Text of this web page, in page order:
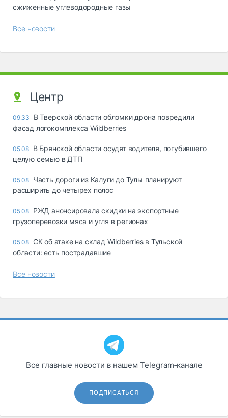
сжиженные углеводородные газы
Все новости
Центр
09:33
В Тверской области обломки дрона повредили
фасад логокомплекса Wildberries
05.08 В Брянской области осудят водителя, погубившего
целую семью в ДТП
05.08 Часть дороги из Калуги до Тулы планируют
расширить до четырех полос
05.08 РЖД анонсировала скидки на экспортные
грузоперевозки мяса и угля в регионах
05.08 СК об атаке на склад Wildberries в Тульской
области: есть пострадавшие
Все новости
Все главные новости в нашем Telegram‑канале
ПОДПИСАТЬСЯ